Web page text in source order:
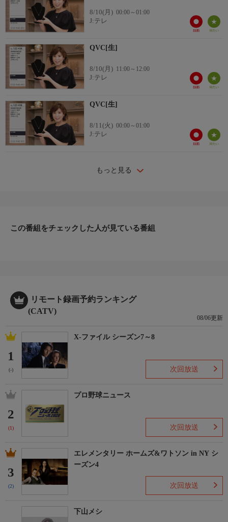
8/10(月) 00:00～01:00
J:テレ
QVC[生]
8/10(月) 11:00～12:00
J:テレ
QVC[生]
8/11(火) 00:00～01:00
J:テレ
もっと見る
この番組をチェックした人が見ている番組
リモート録画予約ランキング
(CATV)
08/06更新
1
(-)
X-ファイル シーズン7～8
次回放送
2
(1)
プロ野球ニュース
次回放送
3
(2)
エレメンタリー ホームズ&ワトソン in NY シ
ーズン4
次回放送
下山メシ